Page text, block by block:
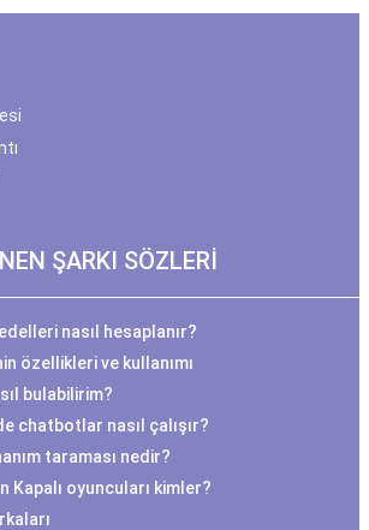
ŞARKI SÖZLERİ
nasıl hesaplanır?
özellikleri ve kullanımı
bulabilirim?
chatbotlar nasıl çalışır?
taraması nedir?
Kapalı oyuncuları kimler?